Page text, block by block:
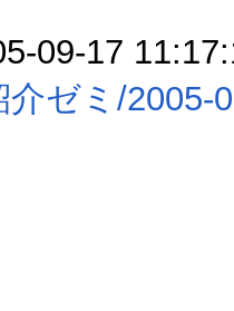
09-17
ゼミ/2005-